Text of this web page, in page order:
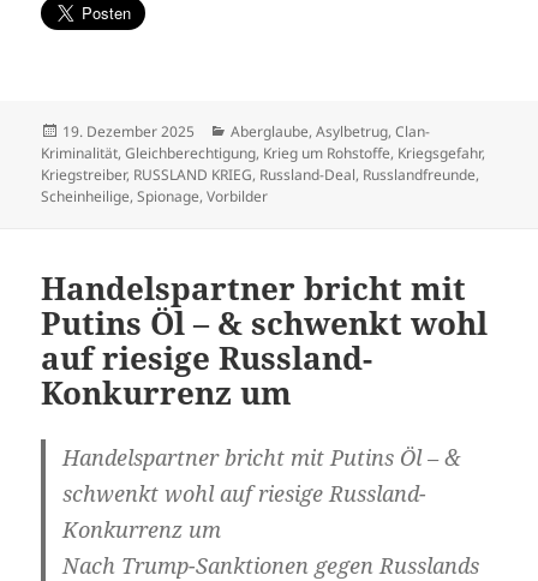
Veröffentlicht
am
19. Dezember 2025 Kategorien
Aberglaube,Asylbetrug,Clan-
Kriminalität,Gleichberechtigung, Krieg um Rohstoffe, Kriegsgefahr,
Kriegstreiber, RUSSLAND KRIEG, Russland-Deal, Russlandfreunde,
Scheinheilige,Spionage,Vorbilder
Handelspartner bricht mit
Putins Öl – & schwenkt wohl
auf riesige Russland-
Konkurrenz um
Handelspartner bricht mit Putins Öl – &
schwenkt wohl auf riesige Russland-
Konkurrenz um
Nach Trump-Sanktionen gegen Russlands